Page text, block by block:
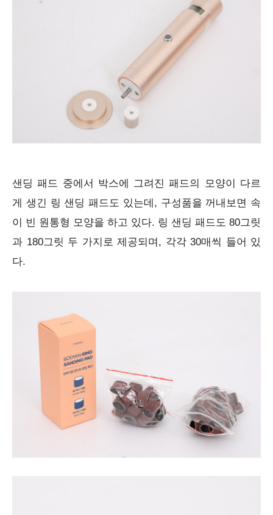
샌딩 패드 중에서 박스에 그려진 패드의 모양이 다르
게 생긴 링 샌딩 패드도 있는데, 구성품을 꺼내보면 속
이 빈 원통형 모양을 하고 있다. 링 샌딩 패드도 80그릿
과 180그릿 두 가지로 제공되며, 각각 30매씩 들어 있
다.